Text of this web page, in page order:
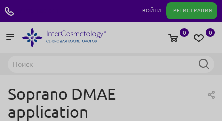
ВОЙТИ РЕГИСТРАЦИЯ
0
0
Soprano DMAE
application